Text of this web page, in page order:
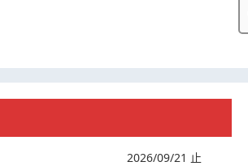
2026/09/21 止